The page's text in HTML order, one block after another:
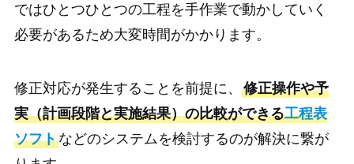
ではひとつひとつの工程を手作業で動かしていく
必要があるため大変時間がかかります。
修正対応が発生することを前提に、 修正操作や予
実（計画段階と実施結果）の比較ができる工程表
ソフトなどのシステムを検討するのが解決に繋が